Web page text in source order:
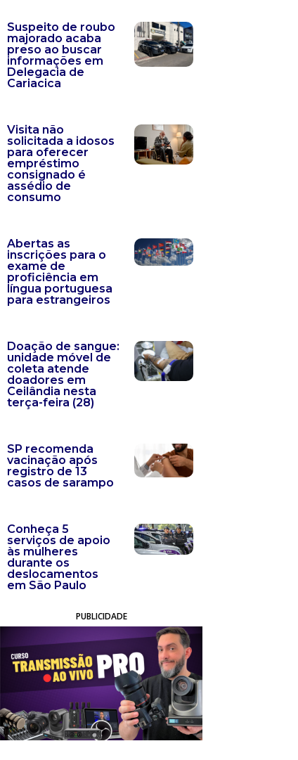
Suspeito de roubo
majorado acaba
preso ao buscar
informações em
Delegacia de
Cariacica
Visita não
solicitada a idosos
para oferecer
empréstimo
consignado é
assédio de
consumo
Abertas as
inscrições para o
exame de
proficiência em
língua portuguesa
para estrangeiros
Doação de sangue:
unidade móvel de
coleta atende
doadores em
Ceilândia nesta
terça-feira (28)
SP recomenda
vacinação após
registro de 13
casos de sarampo
Conheça 5
serviços de apoio
às mulheres
durante os
deslocamentos
em São Paulo
PUBLICIDADE